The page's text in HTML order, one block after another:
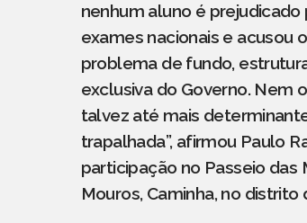
nenhum aluno é
exames nacionais e acusou
problema de fundo,
exclusiva do Governo. Nem
talvez até mais
trapalhada”, afirmou Paulo
participação no Passeio das
Mouros, Caminha, no distrito